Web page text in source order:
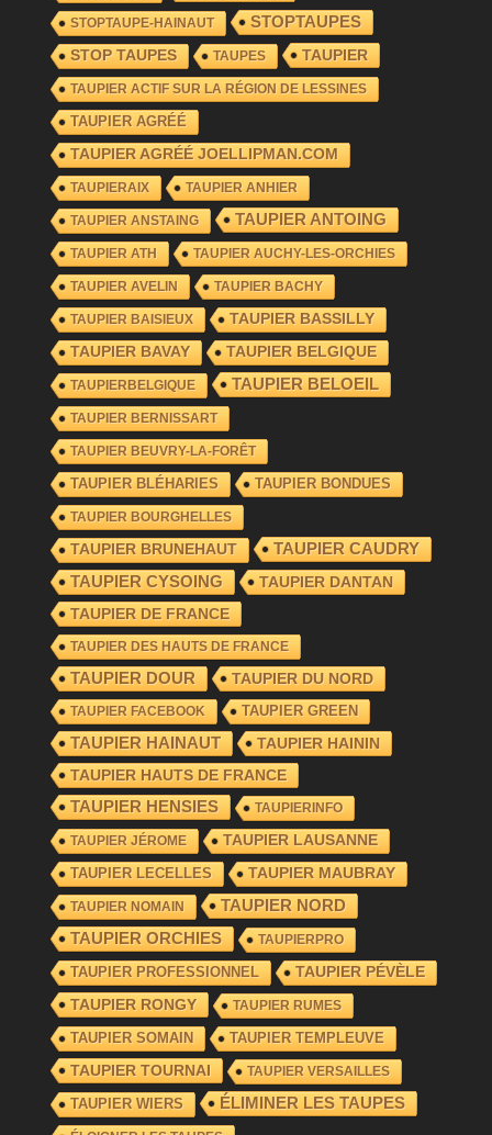
STOPTAUPE-HAINAUT STOPTAUPES
STOP TAUPES TAUPES TAUPIER
TAUPIER ACTIF SUR LA RÉGION DE LESSINES
TAUPIER AGRÉÉ
TAUPIER AGRÉÉ JOELLIPMAN.COM
TAUPIERAIX TAUPIER ANHIER
TAUPIER ANSTAING TAUPIER ANTOING
TAUPIER ATH TAUPIER AUCHY-LES-ORCHIES
TAUPIER AVELIN TAUPIER BACHY
TAUPIER BAISIEUX
TAUPIER BASSILLY
TAUPIER BAVAY
TAUPIER BELGIQUE
TAUPIERBELGIQUE TAUPIER BELOEIL
TAUPIER BERNISSART
TAUPIER BEUVRY-LA-FORÊT
TAUPIER BLÉHARIES TAUPIER BONDUES
TAUPIER BOURGHELLES
TAUPIER BRUNEHAUT
TAUPIER CAUDRY
TAUPIER CYSOING
TAUPIER DANTAN
TAUPIER DE FRANCE
TAUPIER DES HAUTS DE FRANCE
TAUPIER DOUR TAUPIER DU NORD
TAUPIER FACEBOOK TAUPIER GREEN
TAUPIER HAINAUT
TAUPIER HAININ
TAUPIER HAUTS DE FRANCE
TAUPIER HENSIES TAUPIERINFO
TAUPIER JÉROME
TAUPIER LAUSANNE
TAUPIER LECELLES
TAUPIER MAUBRAY
TAUPIER NOMAIN
TAUPIER NORD
TAUPIER ORCHIES
TAUPIERPRO
TAUPIER PROFESSIONNEL TAUPIER PÉVÈLE
TAUPIER RONGY TAUPIER RUMES
TAUPIER SOMAIN TAUPIER TEMPLEUVE
TAUPIER TOURNAI TAUPIER VERSAILLES
TAUPIER WIERS ÉLIMINER LES TAUPES